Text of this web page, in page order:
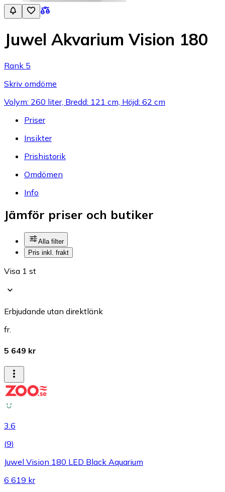
Juwel Akvarium Vision 180
Rank 5
Skriv omdöme
Volym: 260 liter, Bredd: 121 cm, Höjd: 62 cm
Priser
Insikter
Prishistorik
Omdömen
Info
Jämför priser och butiker
Alla filter
Pris inkl. frakt
Visa 1 st
Erbjudande utan direktlänk
fr.
5 649 kr
3.6
(9)
Juwel Vision 180 LED Black Aquarium
6 619 kr